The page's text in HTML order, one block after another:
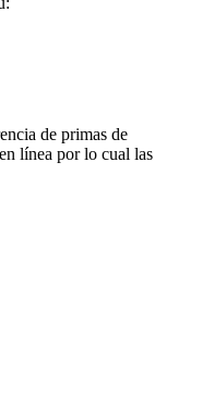
de primas de
línea por lo cual las